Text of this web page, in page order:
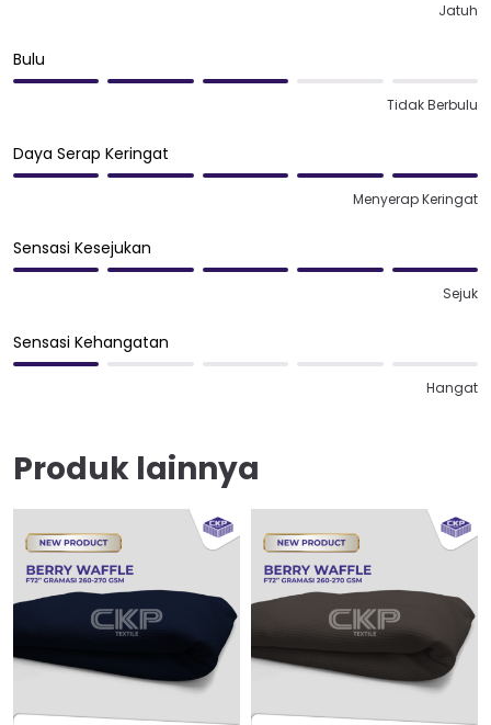
Jatuh
Bulu
Tidak Berbulu
Daya Serap Keringat
Menyerap Keringat
Sensasi Kesejukan
Sejuk
Sensasi Kehangatan
Hangat
Produk lainnya